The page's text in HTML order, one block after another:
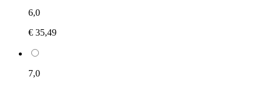
6,0
€ 35,49
7,0